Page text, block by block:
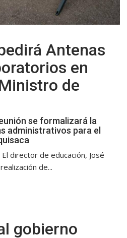
Antenas
en
de
se formalizará la
administrativos para el
director de educación, José
de...
gobierno